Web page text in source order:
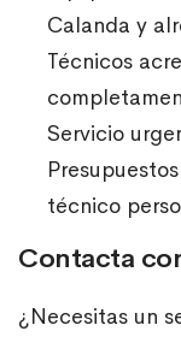
Calanda y
Técnicos
Servicio
técnico
Contacta
¿Necesitas un